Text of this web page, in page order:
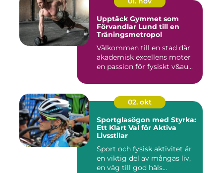
Upptäck Gymmet som
Förvandlar Lund till en
Träningsmetropol
Välkommen till en stad där
akademisk excellens möter
en passion för fysiskt v&au...
02. okt
Sportglasögon med Styrka:
Ett Klart Val för Aktiva
Livsstilar
Sport och fysisk aktivitet är
en viktig del av mångas liv,
en väg till god häls...